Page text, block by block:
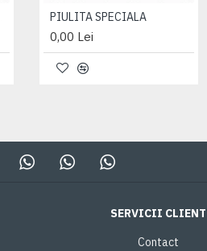
ACCESORIU CAPOTA 1221
0,00 Lei
PIULITA SPECIALA
0,00 Lei
SERVICII CLIENT
Contact